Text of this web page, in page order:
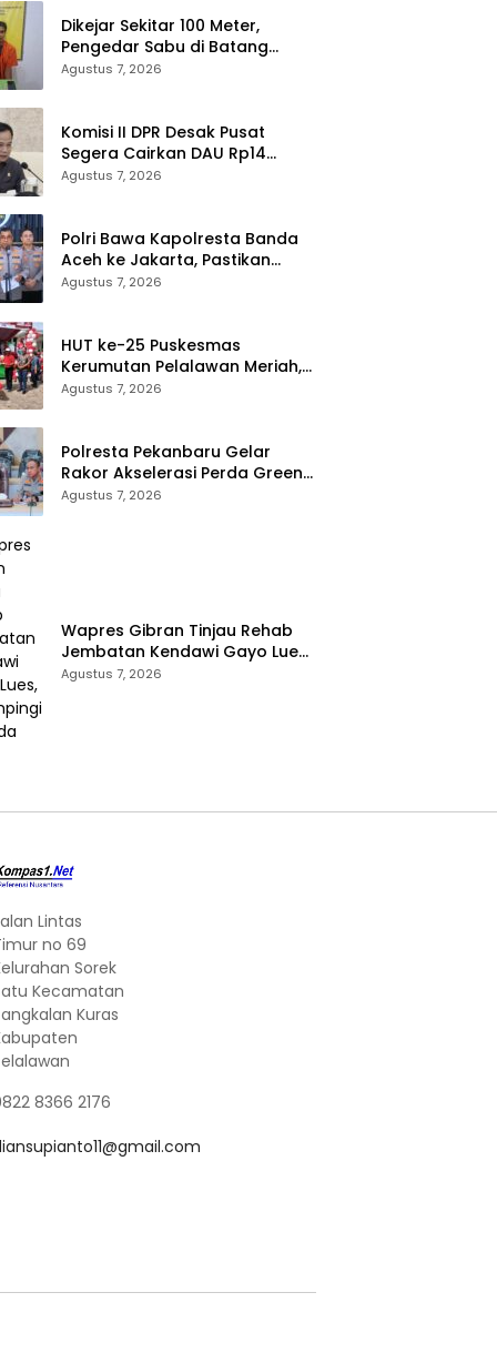
Dikejar Sekitar 100 Meter,
Pengedar Sabu di Batang
Agustus 7, 2026
Komisi II DPR Desak Pusat
Segera Cairkan DAU Rp14
Triliun untuk 79 Daerah, Gaji
Agustus 7, 2026
Polri Bawa Kapolresta Banda
Aceh ke Jakarta, Pastikan
Proses Pemeriksaan
Agustus 7, 2026
HUT ke-25 Puskesmas
Kerumutan Pelalawan Meriah,
Ratusan Warga Ikuti Jalan
Agustus 7, 2026
Polresta Pekanbaru Gelar
Rakor Akselerasi Perda Green
City, Masukkan ke Kurikulum
Agustus 7, 2026
Wapres Gibran Tinjau Rehab
Jembatan Kendawi Gayo Lues,
Didampingi Kapolda Aceh
Agustus 7, 2026
Lintas
no 69
Sorek
Kecamatan
Kuras
8366 2176